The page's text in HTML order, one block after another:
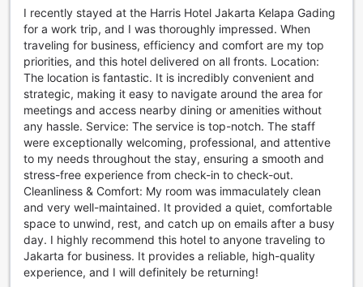
Uiminen rauhallisessa ympäristössä antaa mahdollisuuden
nauttia vedestä, olipa kyseessä kuntoilu tai vain
virkistäytyminen. Lisäksi hotellin ulkouima-allas tarjoaa
upean tilan nauttia auringosta ja uida raikkaassa ilmassa,
mikä tekee siitä ihanteellisen paikan kesäpäivien viettoon.
Hotellin kuntoilukeskus on varustettu moderneilla laitteilla,
jotka mahdollistavat monipuolisen treenin. Vieraat voivat
nauttia ilmaisesta pääsystä kuntoilukeskukseen, mikä tekee
liikunnasta helposti saavutettavaa. Kuntoilun jälkeen voi
rentoutua allasbaarissa, jossa tarjoillaan virkistäviä juomia ja
välipaloja. HARRIS Hotel & Conventions Kelapa Gading on
täydellinen valinta urheilullisille matkailijoille, jotka
arvostavat laadukkaita urheilumahdollisuuksia ja
rentoutumista kauniissa ympäristössä.
HARRIS Hotel & Conventions Kelapa Gadingin Käytännön
Palvelut
I recently stayed at the Harris Hotel Jakarta Kelapa Gading
for a work trip, and I was thoroughly impressed. When
traveling for business, efficiency and comfort are my top
priorities, and this hotel delivered on all fronts. Location:
The location is fantastic. It is incredibly convenient and
strategic, making it easy to navigate around the area for
meetings and access nearby dining or amenities without
any hassle. Service: The service is top-notch. The staff
were exceptionally welcoming, professional, and attentive
to my needs throughout the stay, ensuring a smooth and
stress-free experience from check-in to check-out.
Cleanliness & Comfort: My room was immaculately clean
and very well-maintained. It provided a quiet, comfortable
space to unwind, rest, and catch up on emails after a busy
day. I highly recommend this hotel to anyone traveling to
Jakarta for business. It provides a reliable, high-quality
experience, and I will definitely be returning!